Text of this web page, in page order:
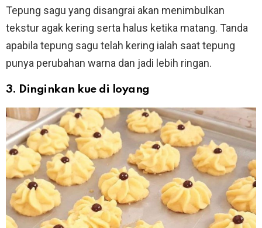
Tepung sagu yang disangrai akan menimbulkan
tekstur agak kering serta halus ketika matang. Tanda
apabila tepung sagu telah kering ialah saat tepung
punya perubahan warna dan jadi lebih ringan.
3. Dinginkan kue di loyang